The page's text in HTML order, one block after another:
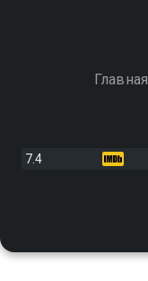
Главная
7.4